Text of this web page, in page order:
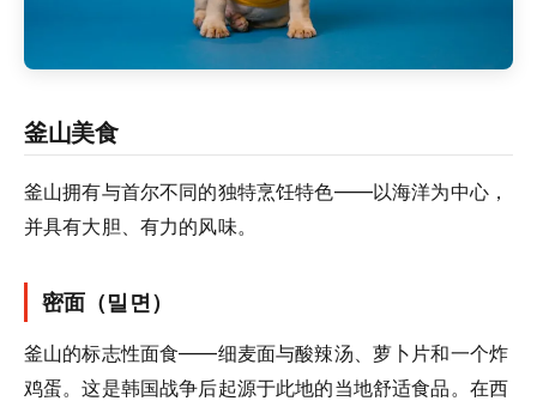
釜山美食
釜山拥有与首尔不同的独特烹饪特色——以海洋为中心，
并具有大胆、有力的风味。
密面（밀면）
釜山的标志性面食——细麦面与酸辣汤、萝卜片和一个炸
鸡蛋。这是韩国战争后起源于此地的当地舒适食品。在西